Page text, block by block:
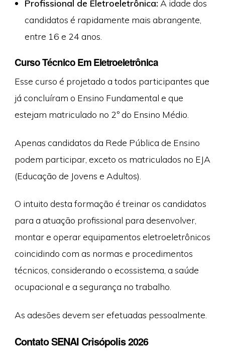
Profissional de Eletroeletrônica: A idade dos
candidatos é rapidamente mais abrangente,
entre 16 e 24 anos.
Curso Técnico Em Eletroeletrônica
Esse curso é projetado a todos participantes que
já concluíram o Ensino Fundamental e que
estejam matriculado no 2º do Ensino Médio.
Apenas candidatos da Rede Pública de Ensino
podem participar, exceto os matriculados no EJA
(Educação de Jovens e Adultos).
O intuito desta formação é treinar os candidatos
para a atuação profissional para desenvolver,
montar e operar equipamentos eletroeletrônicos
coincidindo com as normas e procedimentos
técnicos, considerando o ecossistema, a saúde
ocupacional e a segurança no trabalho.
As adesões devem ser efetuadas pessoalmente.
Contato SENAI Crisópolis 2026